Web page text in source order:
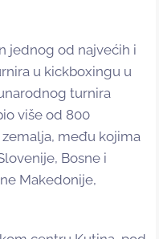
jednog od najvećih i
u kickboxingu u
turnira
više od 800
među kojima
Bosne i
Makedonije,